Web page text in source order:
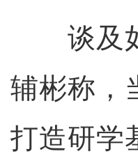
谈及如
辅彬称，
打造研学